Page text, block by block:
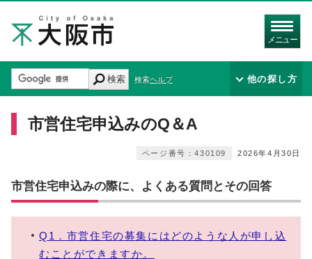
メニュー
検索 検索ヘルプ 他の探し方
市営住宅申込みのQ＆A
2026年4月30日
ページ番号：430109
市営住宅申込みの際に、よくある質問とその回答
Q1．市営住宅の募集にはどのような人が申し込
むことができますか。